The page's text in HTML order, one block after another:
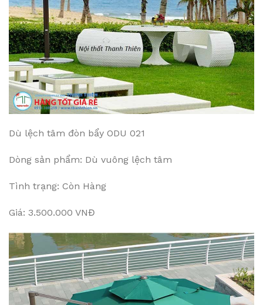
Dù lệch tâm đòn bẩy ODU 021
Dòng sản phẩm: Dù vuông lệch tâm
Tình trạng: Còn Hàng
Giá: 3.500.000 VNĐ